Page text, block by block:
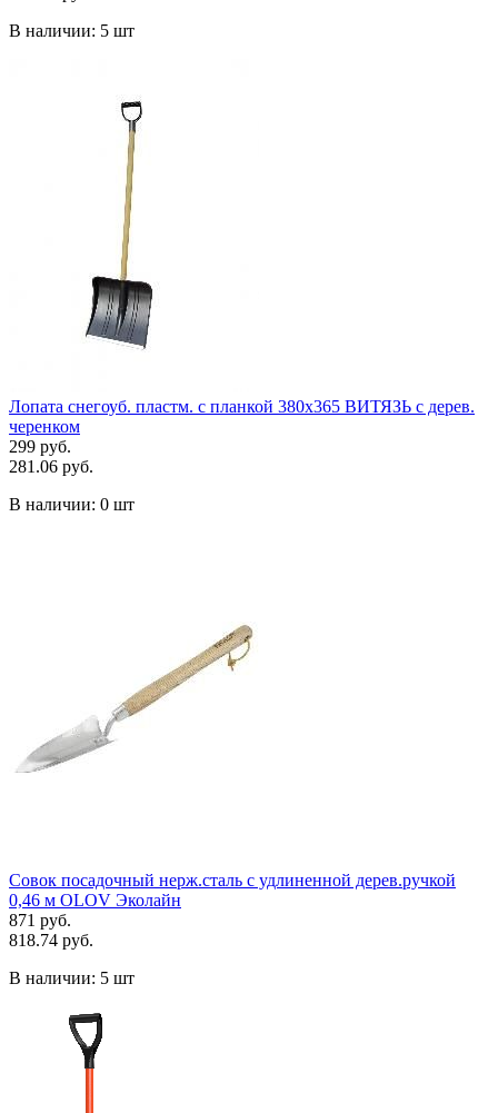
В наличии: 5 шт
Лопата снегоуб. пластм. с планкой 380х365 ВИТЯЗЬ с дерев.
черенком
299 руб.
281.06 руб.
В наличии: 0 шт
Совок посадочный нерж.сталь с удлиненной дерев.ручкой
0,46 м OLOV Эколайн
871 руб.
818.74 руб.
В наличии: 5 шт